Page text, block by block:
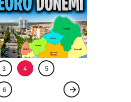
3 4 5
6